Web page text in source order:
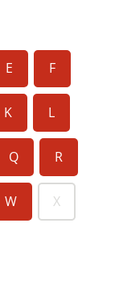
E F
K L
Q R
W X